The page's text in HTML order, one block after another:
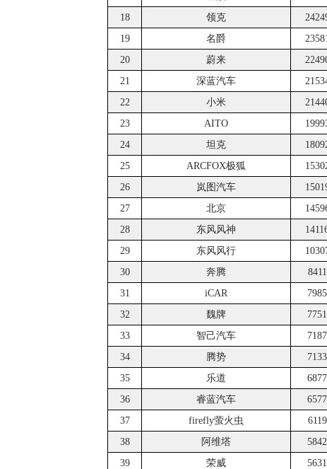
18
领克
19
名爵
20
蔚来
21
深蓝汽车
22
小米
23
AITO
24
坦克
25
ARCFOX极狐
26
岚图汽车
27
北京
28
东风风神
29
东风风行
30
奔腾 8411
31
iCAR 7985
32
魏牌 7751
33
智己汽车 7187
34
腾势 7133
35
乐道 6877
36
睿蓝汽车 6577
37
firefly萤火虫 6119
38
阿维塔 5842
39
荣威 5631